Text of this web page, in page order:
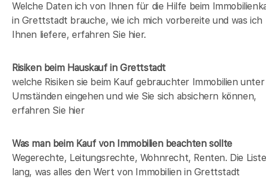
Welche Daten ich von Ihnen für die Hilfe beim
in Grettstadt brauche, wie ich mich vorbereite und was ich
Ihnen liefere, erfahren Sie hier.
Risiken beim Hauskaufin Grettstadt
welche Risiken sie beim Kauf gebrauchter Immobilien unter
Umständen eingehen und wie Sie sich absichern können,
erfahren Sie hier
Was man beim Kauf von Immobilien beachten sollte
Wegerechte, Leitungsrechte, Wohnrecht, Renten. Die
lang, was alles den Wert von Immobilien in Grettstadt